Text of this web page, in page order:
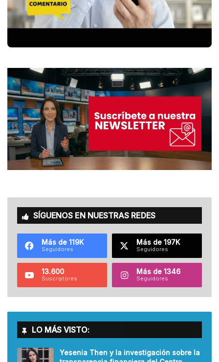
SÍGUENOS EN NUESTRAS REDES
Más de 119K
Seguidores
Más de 197K
Seguidores
13.600
Suscriptores
Más de 1346
Seguidores
LO MÁS VISTO:
Yesenia Then y la investigación sobre la